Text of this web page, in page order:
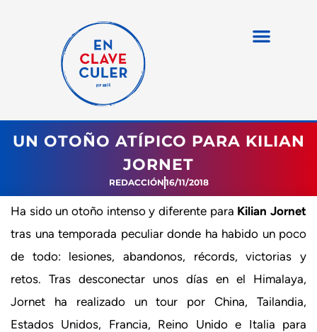
UN OTOÑO ATÍPICO PARA KILIAN
JORNET
REDACCIÓN 16/11/2018
Ha sido un otoño intenso y diferente para Kilian Jornet
tras una temporada peculiar donde ha habido un poco
de todo: lesiones, abandonos, récords, victorias y
retos. Tras desconectar unos días en el Himalaya,
Jornet ha realizado un tour por China, Tailandia,
Estados Unidos, Francia, Reino Unido e Italia para